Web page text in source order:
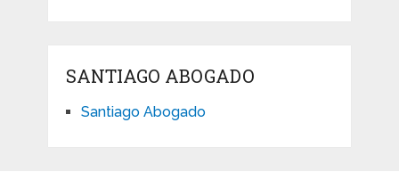
SANTIAGO ABOGADO
Santiago Abogado